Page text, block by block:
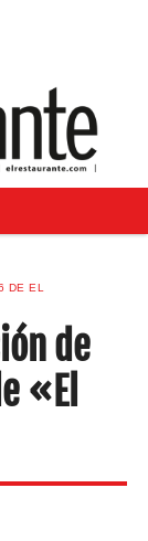
DE EL
de
«El